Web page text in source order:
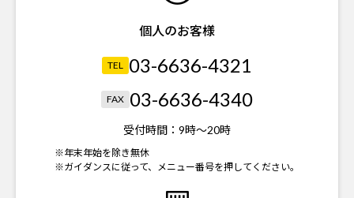
個人のお客様
TEL 03-6636-4321
FAX 03-6636-4340
受付時間： 9時～20時
※年末年始を除き無休
※ガイダンスに従って、メニュー番号を押してください。